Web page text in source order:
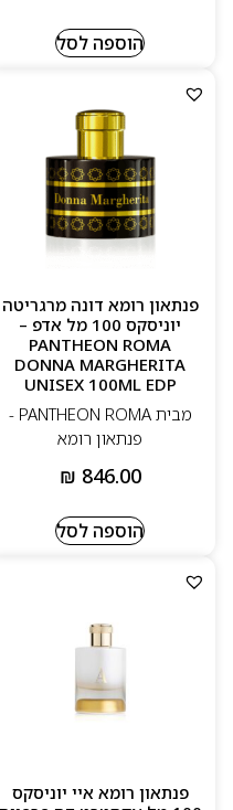
הוספה לסל
פנתאון רומא דונה מרגריטה
יוניסקס 100 מל אדפ –
PANTHEON ROMA
DONNA MARGHERITA
UNISEX 100ML EDP
מבית PANTHEON ROMA -
פנתאון רומא
₪ 846.00
הוספה לסל
פנתאון רומא איי יוניסקס